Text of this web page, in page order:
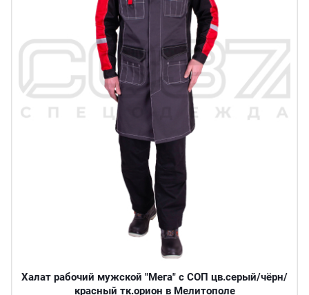
Халат рабочий мужской "Мега" с СОП цв.серый/чёрн/
красный тк.орион в Мелитополе